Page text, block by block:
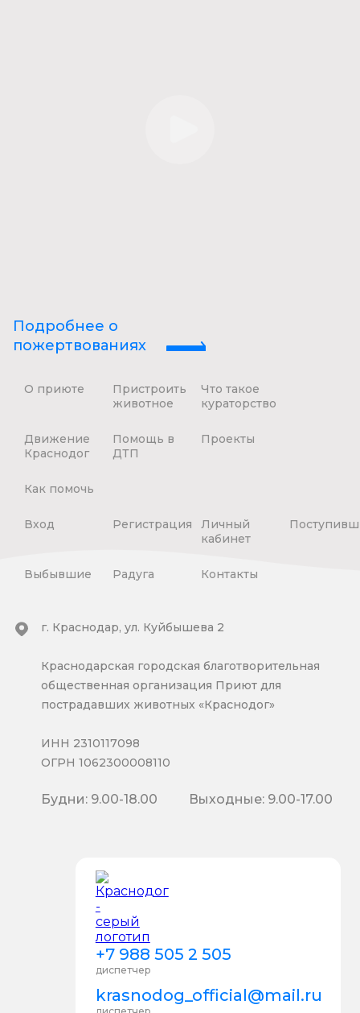
Подробнее о
пожертвованиях
О приюте
Пристроить
животное
Что такое
кураторство
Движение
Краснодог
Помощь в
ДТП
Проекты
Как помочь
Вход Регистрация
Личный
кабинет
Выбывшие Радуга Контакты
+7 988 505 2 505
диспетчер
krasnodog_official@mail.ru
г. Краснодар, ул. Куйбышева 2
Краснодарская городская благотворительная
общественная организация Приют для
пострадавших животных «Краснодог»
ИНН 2310117098
ОГРН 1062300008110
Будни: 9.00-18.00 Выходные: 9.00-17.00